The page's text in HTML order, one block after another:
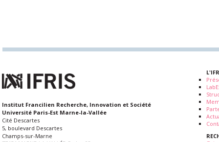
Institut Francilien Recherche, Innovation et Société
Université Paris-Est Marne-la-Vallée
Cité Descartes
5, boulevard Descartes
Champs-sur-Marne